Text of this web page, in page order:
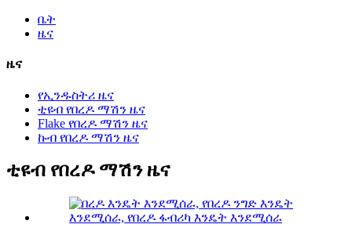
ቤት
ዜና
ዜና
የኢንዱስትሪ ዜና
ቲዩብ የበረዶ ማሽን ዜና
Flake የበረዶ ማሽን ዜና
ኩብ የበረዶ ማሽን ዜና
ቲዩብ የበረዶ ማሽን ዜና